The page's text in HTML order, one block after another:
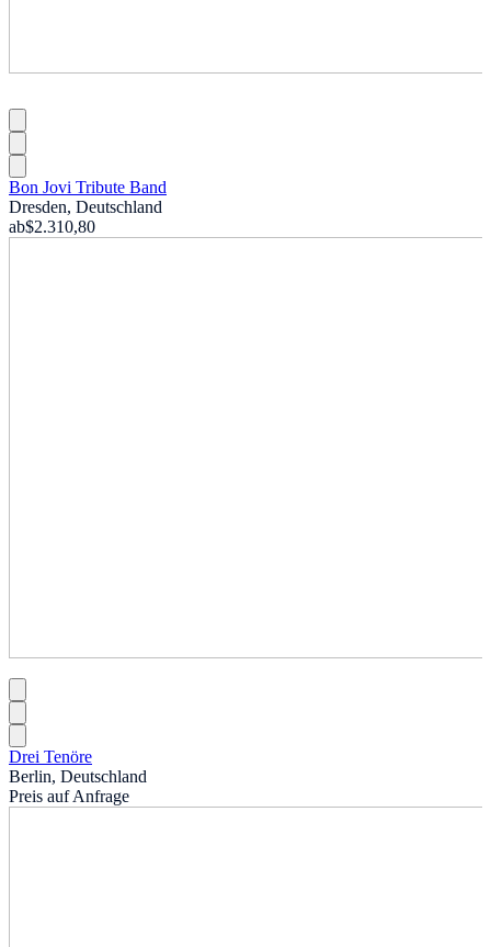
Bon Jovi Tribute Band
Dresden, Deutschland
ab$2.310,80
Drei Tenöre
Berlin, Deutschland
Preis auf Anfrage